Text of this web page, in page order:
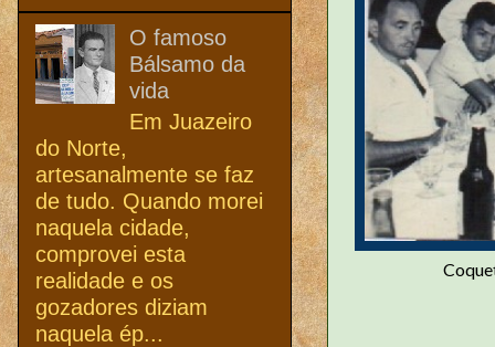
O famoso
Bálsamo da
vida
Em Juazeiro
do Norte,
artesanalmente se faz
de tudo. Quando morei
naquela cidade,
comprovei esta
realidade e os
gozadores diziam
naquela ép...